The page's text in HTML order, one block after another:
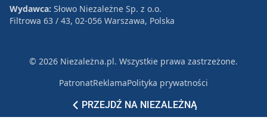
PRZEJDŹ NA NIEZALEŻNĄ
Wydawca: Słowo Niezależne Sp. z o.o.
Filtrowa 63 / 43, 02-056 Warszawa, Polska
© 2026 Niezależna.pl. Wszystkie prawa zastrzeżone.
PatronatReklamaPolityka prywatności